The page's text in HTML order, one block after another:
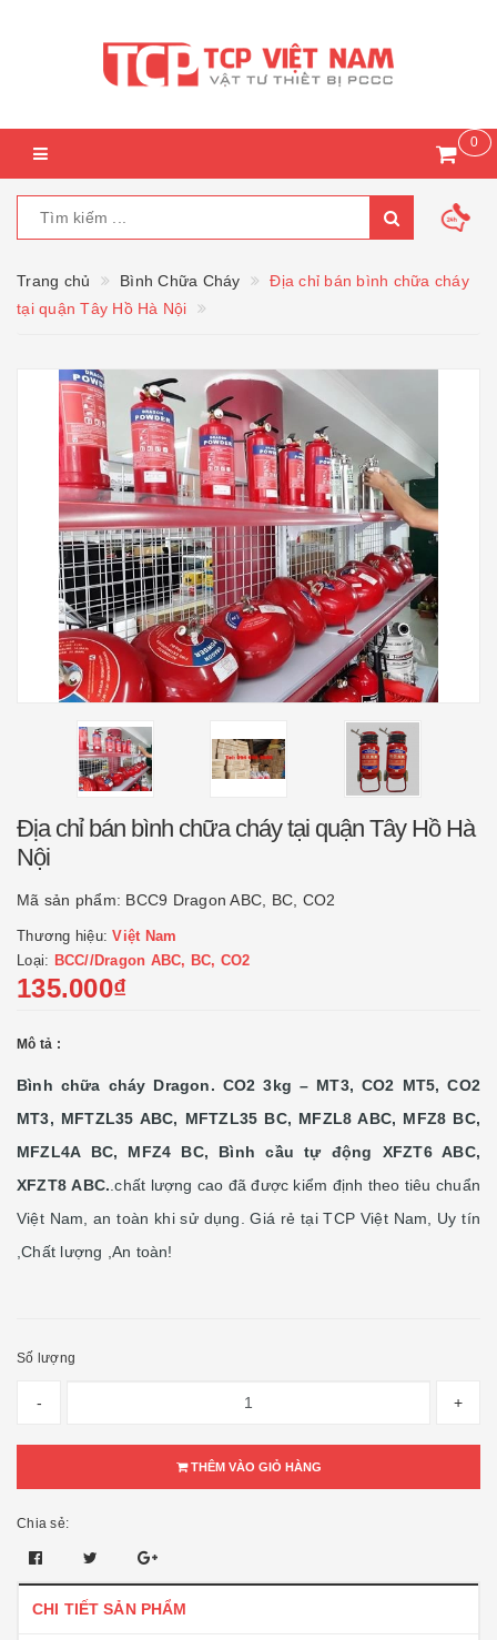
0
Trang chủ Bình Chữa Cháy
Địa chỉ bán bình chữa cháy
tại quận Tây Hồ Hà Nội
Địa chỉ bán bình chữa cháy tại quận Tây Hồ Hà
Nội
Mã sản phẩm: BCC9 Dragon ABC, BC, CO2
Thương hiệu:Việt Nam
Loại: BCC//Dragon ABC, BC, CO2
135.000₫
Mô tả :
Bình chữa cháy Dragon. CO2 3kg – MT3, CO2 MT5, CO2
MT3, MFTZL35 ABC, MFTZL35 BC, MFZL8 ABC, MFZ8 BC,
MFZL4A BC, MFZ4 BC, Bình cầu tự động XFZT6 ABC,
XFZT8 ABC. .chất lượng cao đã được kiểm định theo tiêu chuẩn
Việt Nam, an toàn khi sử dụng. Giá rẻ tại TCP Việt Nam, Uy tín
,Chất lượng ,An toàn!
Số lượng
- +
THÊM VÀO GIỎ HÀNG
Chia sẻ:
CHI TIẾT SẢN PHẨM